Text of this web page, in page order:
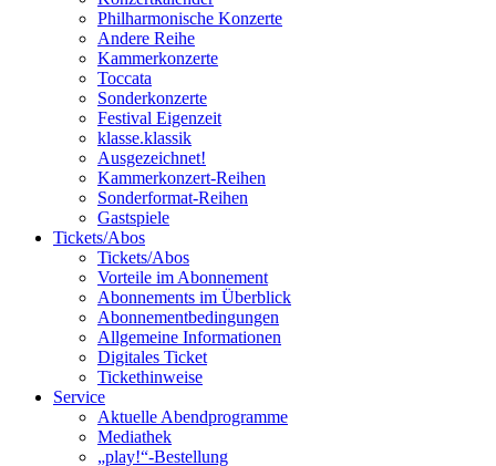
Philharmonische Konzerte
Andere Reihe
Kammerkonzerte
Toccata
Sonderkonzerte
Festival Eigenzeit
klasse.klassik
Ausgezeichnet!
Kammerkonzert-Reihen
Sonderformat-Reihen
Gastspiele
Tickets/Abos
Tickets/Abos
Vorteile im Abonnement
Abonnements im Überblick
Abonnement­bedingungen
Allgemeine Informationen
Digitales Ticket
Ticket­hinweise
Service
Aktuelle Abendprogramme
Mediathek
„play!“-Bestellung